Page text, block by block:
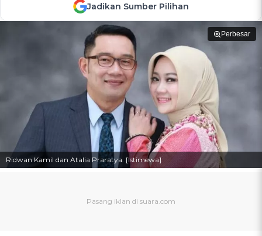
Jadikan Sumber Pilihan
Perbesar
Ridwan Kamil dan Atalia Praratya. [Istimewa]